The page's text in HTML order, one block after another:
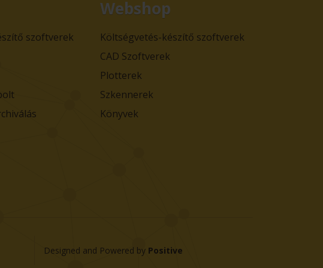
szoftverek
Webshop
Költségvetés-készítő szoftverek
CAD Szoftverek
Plotterek
Szkennerek
Könyvek
Designed and Powered by Positive